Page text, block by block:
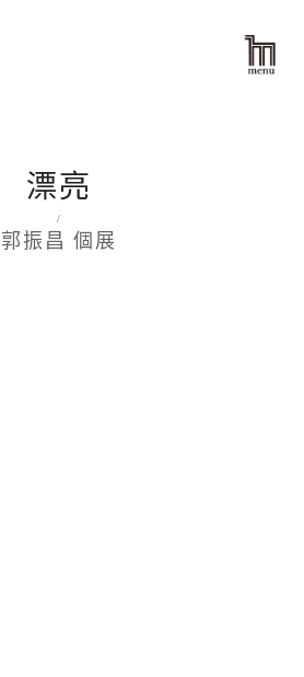
漂亮
/
郭振昌 個展